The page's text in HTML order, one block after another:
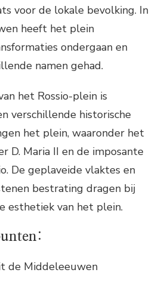
voor de lokale bevolking. In
heeft het plein
ondergaan en
namen gehad.
het Rossio-plein is
verschillende historische
het plein, waaronder het
D. Maria II en de imposante
De geplaveide vlaktes en
bestrating dragen bij
esthetiek van het plein.
de Middeleeuwen